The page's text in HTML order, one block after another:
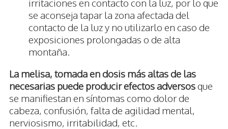
se aconseja tapar la zona afectada del
contacto de la luz y no utilizarlo en caso de
exposiciones prolongadas o de alta
montaña.
La melisa, tomada en dosis más altas de las
necesarias puede producir efectos adversosque
se manifiestan en síntomas como dolor de
cabeza, confusión, falta de agilidad mental,
nerviosismo, irritabilidad, etc.